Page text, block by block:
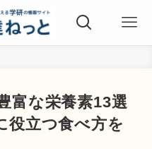
富な栄養素13選
役立つ食べ方を